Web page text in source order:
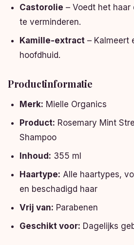
Castorolie – Voedt het haar
te verminderen.
Kamille-extract – Kalmeert
hoofdhuid.
Productinformatie
Merk: Mielle Organics
Product: Rosemary Mint
Shampoo
Inhoud: 355 ml
Haartype: Alle haartypes,
en beschadigd haar
Vrij van: Parabenen
Geschikt voor: Dagelijks